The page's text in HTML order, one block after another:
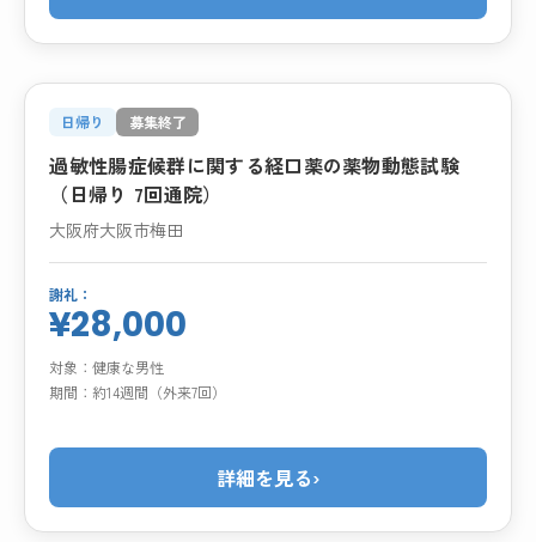
日帰り 募集終了
過敏性腸症候群に関する経口薬の薬物動態試験
（日帰り 7回通院）
大阪府大阪市梅田
謝礼：
¥28,000
対象：健康な男性
期間：約14週間（外来7回）
詳細を見る›